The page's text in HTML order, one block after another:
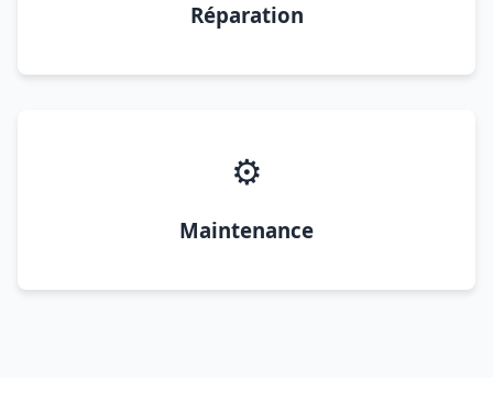
Réparation
⚙️
Maintenance